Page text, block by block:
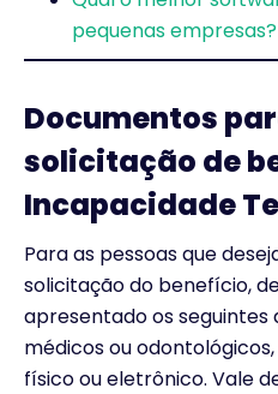
pequenas empresas?
Documentos
solicitação de
Incapacidade
Para as pessoas que
solicitação do benefício,
apresentado os seguintes
médicos ou
físico ou eletrônico. Vale